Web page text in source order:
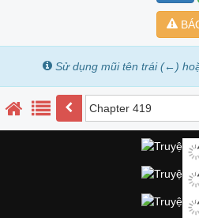
Sử dụng mũi tên trái (←)